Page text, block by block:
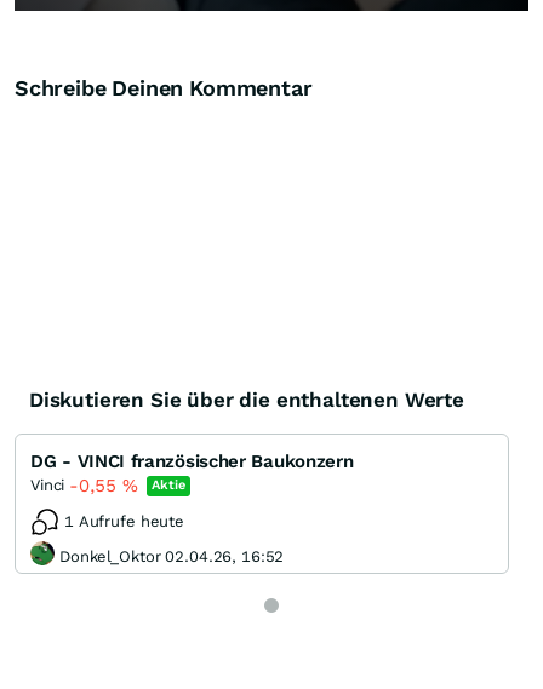
Schreibe Deinen Kommentar
Diskutieren Sie über die enthaltenen Werte
DG - VINCI französischer Baukonzern
Vinci -0,55 % Aktie
1 Aufrufe heute
Donkel_Oktor 02.04.26, 16:52